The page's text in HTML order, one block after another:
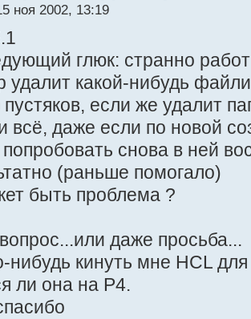
ноя 2002, 13:19
глюк: странно
удалит какой-нибудь
пустяков, если же удалит
всё, даже если по новой
снова в ней
(раньше помогало)
быть проблема ?
даже просьба...
нибудь кинуть мне HCL
ли она на P4.